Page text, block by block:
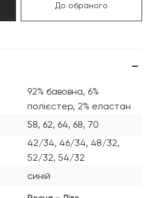
До обраного
92% бавовна, 6%
полієстер, 2% еластан
58, 62, 64, 68, 70
42/34, 46/34, 48/32,
52/32, 54/32
синій